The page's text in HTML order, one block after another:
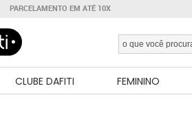
PARCELAMENTO EM ATÉ 10X
CLUBE DAFITI FEMININO